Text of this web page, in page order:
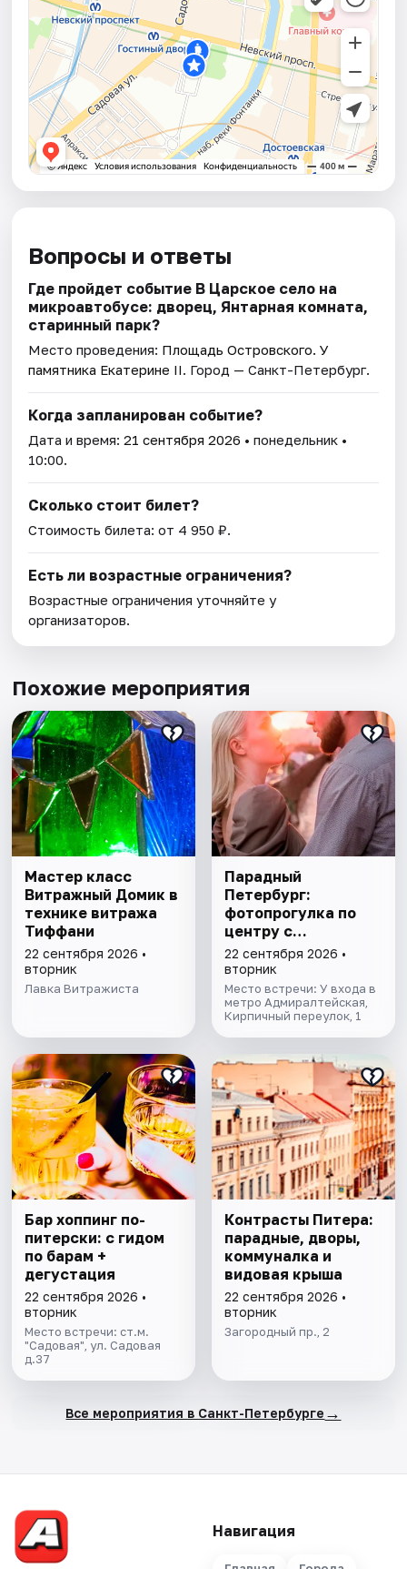
Вопросы и ответы
Где пройдет событие В Царское село на
микроавтобусе: дворец, Янтарная комната,
старинный парк?
Место проведения: Площадь Островского. У
памятника Екатерине II. Город — Санкт-Петербург.
Когда запланирован событие?
Дата и время:21 сентября 2026 • понедельник •
10:00.
Сколько стоит билет?
Стоимость билета: от 4 950 ₽.
Есть ли возрастные ограничения?
Возрастные ограничения уточняйте у
организаторов.
Похожие мероприятия
Мастер класс
Витражный Домик в
технике витража
Тиффани
22 сентября 2026 •
вторник
Лавка Витражиста
Парадный
Петербург:
фотопрогулка по
центру с
профессиональным
фотографом
22 сентября 2026 •
вторник
Место встречи: У входа в
метро Адмиралтейская,
Кирпичный переулок, 1
Бар хоппинг по-
питерски: с гидом
по барам +
дегустация
22 сентября 2026 •
вторник
Место встречи: ст.м.
"Садовая", ул. Садовая
д.37
Контрасты Питера:
парадные, дворы,
коммуналка и
видовая крыша
22 сентября 2026 •
вторник
Загородный пр., 2
Все мероприятия в Санкт-Петербурге →
Навигация